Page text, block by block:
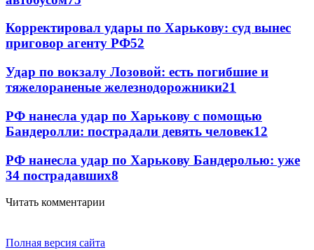
Корректировал удары по Харькову: суд вынес
приговор агенту РФ52
Удар по вокзалу Лозовой: есть погибшие и
тяжелораненые железнодорожники21
РФ нанесла удар по Харькову с помощью
Бандеролли: пострадали девять человек12
РФ нанесла удар по Харькову Бандеролью: уже
34 пострадавших8
Читать комментарии
Полная версия сайта